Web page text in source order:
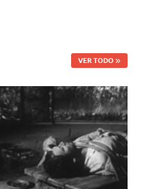
VER TODO